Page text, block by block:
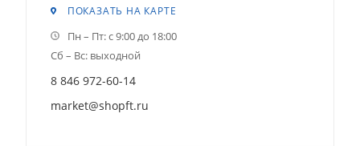
ПОКАЗАТЬ НА КАРТЕ
Пн – Пт: с 9:00 до 18:00
Сб – Вс: выходной
8 846 972-60-14
market@shopft.ru